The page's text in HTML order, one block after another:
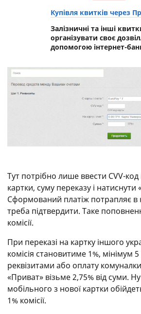
Купівля квитків через
Залізничні та інші
організувати своє
допомогою інтернет-
Тут потрібно лише ввести CVV-код
картки, суму переказу і
Сформований платіж потрапляє в
треба підтвердити. Таке
комісії.
При переказі на картку іншого
комісія становитиме 1%, мінімум
реквізитами або оплату
«Приват» візьме 2,75% від суми.
мобільного з нової картки
1% комісії.